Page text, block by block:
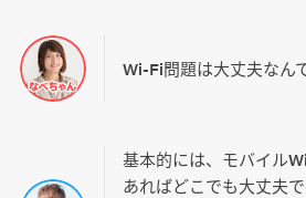
Wi-Fi問題は大丈夫なん
基本的には、モバイル
あればどこでも大丈夫